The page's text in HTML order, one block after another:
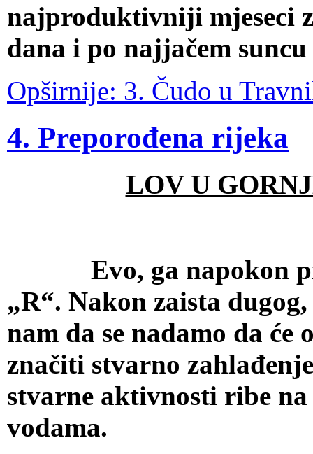
najproduktivniji mjeseci
dana i po najjačem
Opširnije: 3. Čudo u
4. Preporođena rijeka
LOV U
Evo, ga napokon prvi
„R“. Nakon zaista
nam da se nadamo da će
značiti stvarno
stvarne aktivnosti ribe
vodama.